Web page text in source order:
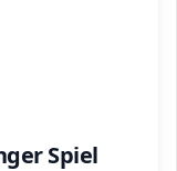
Spiel